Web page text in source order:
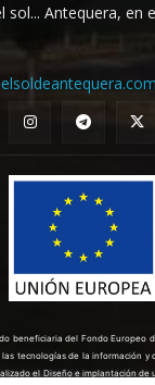
sol... Antequera, en
beneficiaria del Fondo
tecnologías de la información y
el Diseño e implantación